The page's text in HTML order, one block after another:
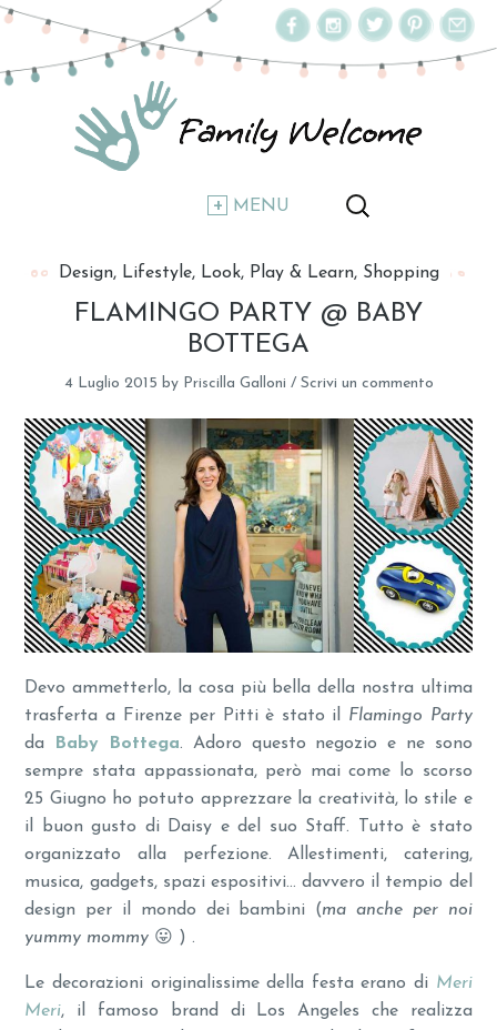
MENU
Design Lifestyle Look Play & Learn Shopping
FLAMINGO PARTY @ BABY
BOTTEGA
4 Luglio 2015 by Priscilla Galloni / Scrivi un commento
Devo ammetterlo, la cosa più bella della nostra ultima
trasferta a Firenze per Pitti è stato il Flamingo Party
da
Baby Bottega. Adoro questo negozio e ne sono
sempre stata appassionata, però mai come lo scorso
25 Giugno ho potuto apprezzare la creatività, lo stile e
il buon gusto di Daisy e del suo Staff. Tutto è stato
organizzato alla perfezione. Allestimenti, catering,
musica, gadgets, spazi espositivi… davvero il tempio del
design per il mondo dei bambini (ma anche per noi
yummy mommy 😛 ) .
Le decorazioni originalissime della festa erano di Meri
Meri, il famoso brand di Los Angeles che realizza